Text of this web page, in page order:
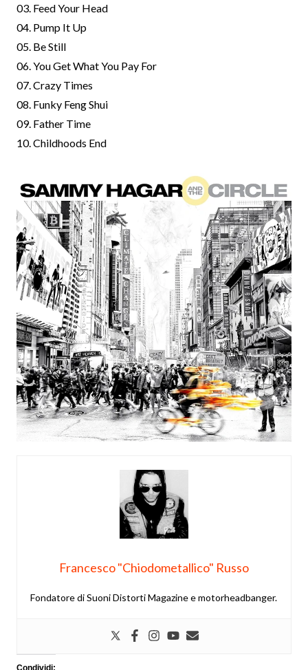
03. Feed Your Head
04. Pump It Up
05. Be Still
06. You Get What You Pay For
07. Crazy Times
08. Funky Feng Shui
09. Father Time
10. Childhoods End
Francesco "Chiodometallico" Russo
Fondatore di Suoni Distorti Magazine e motorheadbanger.
Condividi: